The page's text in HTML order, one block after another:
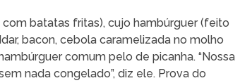
com batatas fritas), cujo hambúrguer (feito
bacon, cebola caramelizada no molho
comum pelo de picanha. “Nossa
nada congelado”, diz ele. Prova do